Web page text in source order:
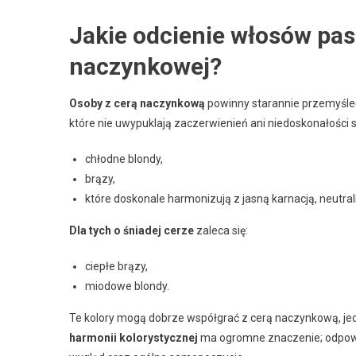
Jakie odcienie włosów
naczynkowej?
Osoby z cerą naczynkową powinny starannie
które nie uwypuklają zaczerwienień ani niedoskonałości
chłodne blondy,
brązy,
które doskonale harmonizują z jasną karnacją,
Dla tych o śniadej cerze zaleca się:
ciepłe brązy,
miodowe blondy.
Te kolory mogą dobrze współgrać z cerą naczynkową,
harmonii kolorystycznej ma ogromne znaczenie;